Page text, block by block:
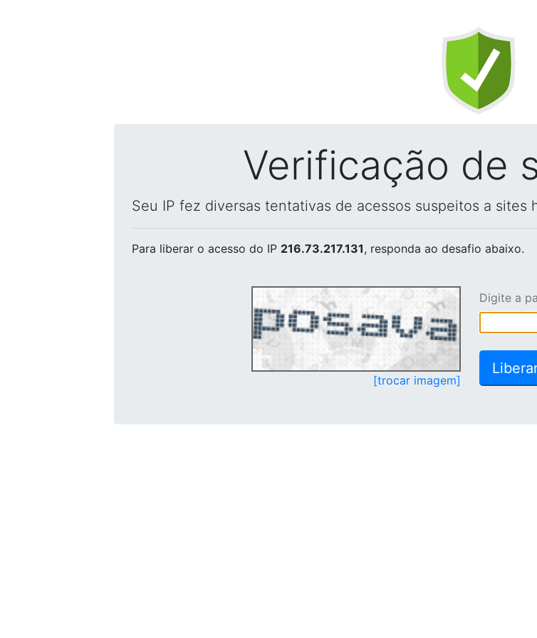
Verificação de
Seu IP fez diversas tentativas de acessos suspeitos a sites
Para liberar o acesso do IP 216.73.217.131, responda ao desafio abaixo.
[trocar imagem]
Digite a